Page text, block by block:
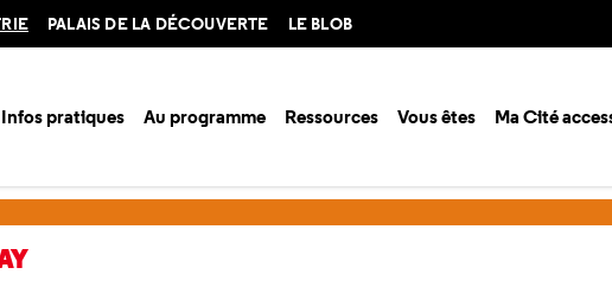
PALAIS DE LA DÉCOUVERTE LE BLOB
Infos pratiques Au programme Ressources Vous êtes Ma Cité